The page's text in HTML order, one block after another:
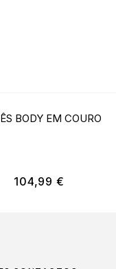
BODY EM COURO
104,99 €